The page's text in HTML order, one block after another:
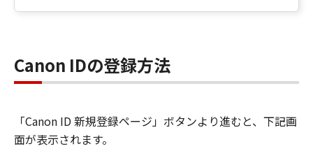
Canon IDの登録方法
「Canon ID 新規登録ページ」ボタンより進むと、下記画
面が表示されます。